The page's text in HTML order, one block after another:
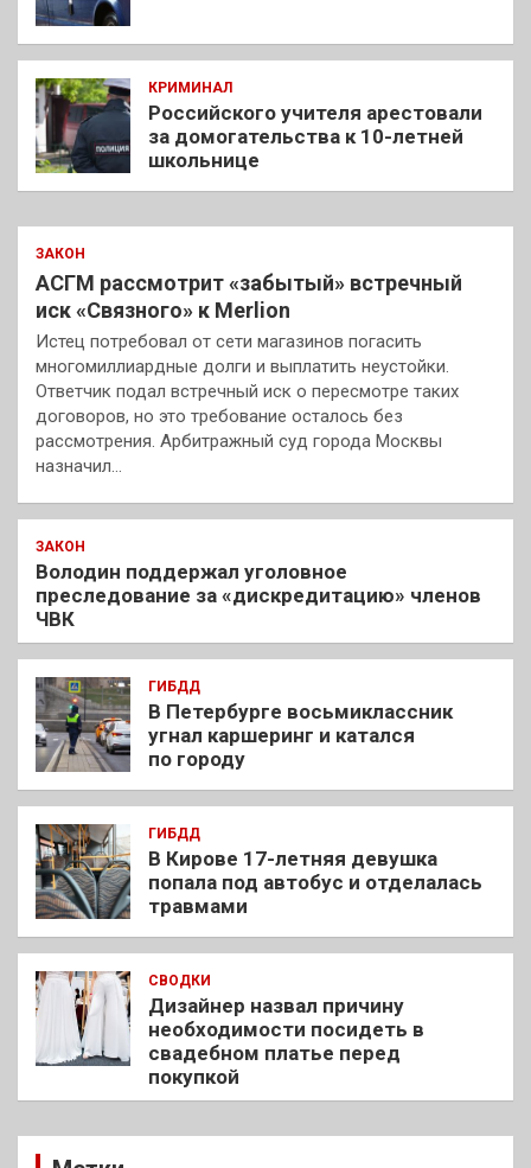
КРИМИНАЛ
Российского учителя арестовали
за домогательства к 10-летней
школьнице
ЗАКОН
АСГМ рассмотрит «забытый» встречный
иск «Связного» к Merlion
Истец потребовал от сети магазинов погасить
многомиллиардные долги и выплатить неустойки.
Ответчик подал встречный иск о пересмотре таких
договоров, но это требование осталось без
рассмотрения. Арбитражный суд города Москвы
назначил…
ЗАКОН
Володин поддержал уголовное
преследование за «дискредитацию» членов
ЧВК
ГИБДД
В Петербурге восьмиклассник
угнал каршеринг и катался
по городу
ГИБДД
В Кирове 17-летняя девушка
попала под автобус и отделалась
травмами
СВОДКИ
Дизайнер назвал причину
необходимости посидеть в
свадебном платье перед
покупкой